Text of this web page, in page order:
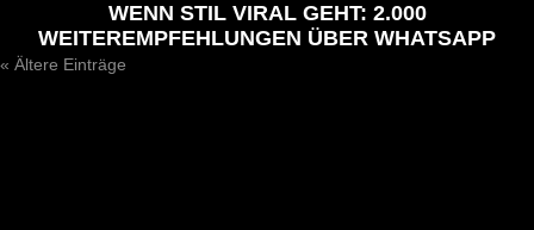
WENN STIL VIRAL GEHT: 2.000
WEITEREMPFEHLUNGEN ÜBER WHATSAPP
« Ältere Einträge